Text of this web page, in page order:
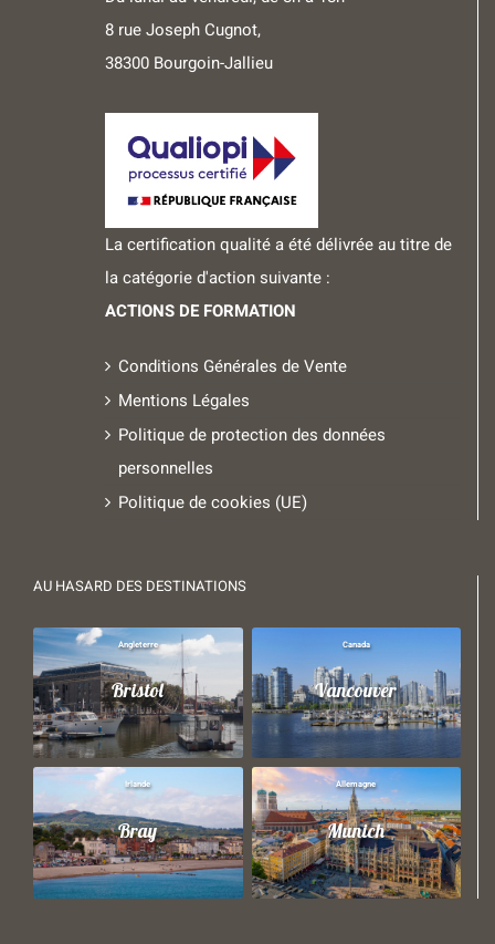
8 rue Joseph Cugnot,
38300 Bourgoin-Jallieu
La certification qualité a été délivrée au titre de
la catégorie d'action suivante :
ACTIONS DE FORMATION
Conditions Générales de Vente
Mentions Légales
Politique de protection des données
personnelles
Politique de cookies (UE)
Angleterre
Bristol Vancouver
Irlande
Bray
Allemagne
Munich